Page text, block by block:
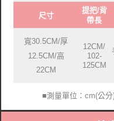
尺寸
提把/背
帶長
寬30.5CM/厚
12.5CM/高
22CM
12CM/
102-
125CM
■測量單位：cm(公分